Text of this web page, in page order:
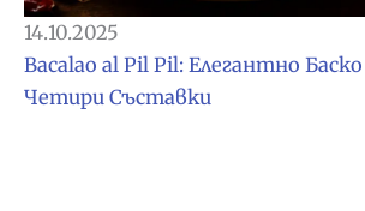
14.10.2025
Bacalao al Pil Pil: Елегантно
Четири Съставки